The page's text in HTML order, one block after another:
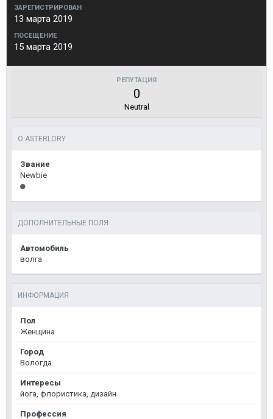
ЗАРЕГИСТРИРОВАН
13 марта 2019
ПОСЕЩЕНИЕ
15 марта 2019
РЕПУТАЦИЯ
0
Neutral
О ASTERLORY
Звание
Newbie
ДОПОЛНИТЕЛЬНЫЕ ПОЛЯ
Автомобиль
волга
ИНФОРМАЦИЯ
Пол
Женщина
Город
Вологда
Интересы
йога, флористика, дизайн
Профессия